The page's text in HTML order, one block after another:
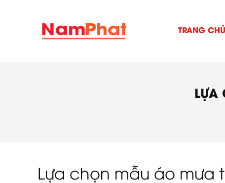
TRANG CHỦ
Lựa chọn mẫu áo mưa